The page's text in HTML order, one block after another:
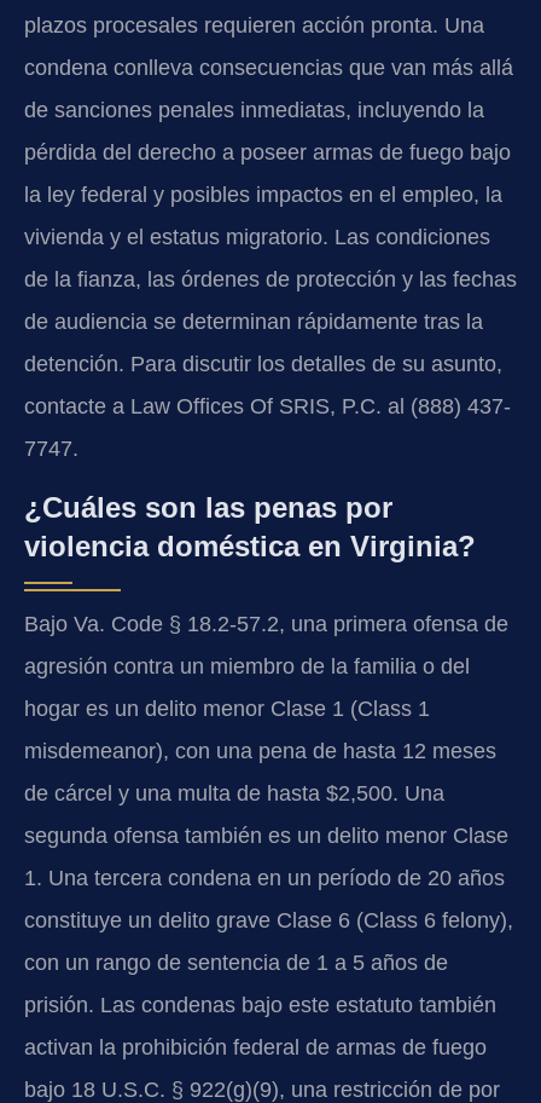
plazos procesales requieren acción pronta. Una
condena conlleva consecuencias que van más allá
de sanciones penales inmediatas, incluyendo la
pérdida del derecho a poseer armas de fuego bajo
la ley federal y posibles impactos en el empleo, la
vivienda y el estatus migratorio. Las condiciones
de la fianza, las órdenes de protección y las fechas
de audiencia se determinan rápidamente tras la
detención. Para discutir los detalles de su asunto,
contacte a Law Offices Of SRIS, P.C. al (888) 437-
7747.
¿Cuáles son las penas por
violencia doméstica en Virginia?
Bajo Va. Code § 18.2-57.2, una primera ofensa de
agresión contra un miembro de la familia o del
hogar es un delito menor Clase 1 (Class 1
misdemeanor), con una pena de hasta 12 meses
de cárcel y una multa de hasta $2,500. Una
segunda ofensa también es un delito menor Clase
1. Una tercera condena en un período de 20 años
constituye un delito grave Clase 6 (Class 6 felony),
con un rango de sentencia de 1 a 5 años de
prisión. Las condenas bajo este estatuto también
activan la prohibición federal de armas de fuego
bajo 18 U.S.C. § 922(g)(9), una restricción de por